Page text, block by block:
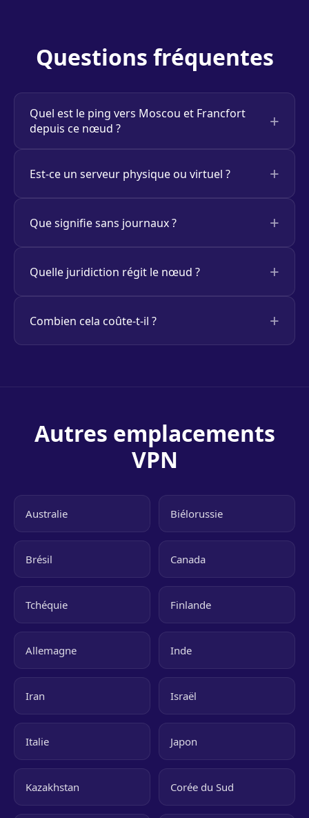
Questions fréquentes
Quel est le ping vers Moscou et Francfort
depuis ce nœud ?
Est-ce un serveur physique ou virtuel ?
Que signifie sans journaux ?
Quelle juridiction régit le nœud ?
Combien cela coûte-t-il ?
Autres emplacements
VPN
Australie Biélorussie
Brésil Canada
Tchéquie Finlande
Allemagne Inde
Iran Israël
Italie Japon
Kazakhstan Corée du Sud